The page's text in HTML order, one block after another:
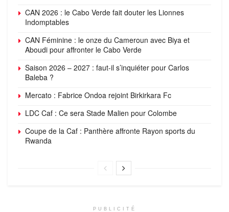
CAN 2026 : le Cabo Verde fait douter les Lionnes
Indomptables
CAN Féminine : le onze du Cameroun avec Biya et
Aboudi pour affronter le Cabo Verde
Saison 2026 – 2027 : faut-il s’inquiéter pour Carlos
Baleba ?
Mercato : Fabrice Ondoa rejoint Birkirkara Fc
LDC Caf : Ce sera Stade Malien pour Colombe
Coupe de la Caf : Panthère affronte Rayon sports du
Rwanda
PUBLICITÉ